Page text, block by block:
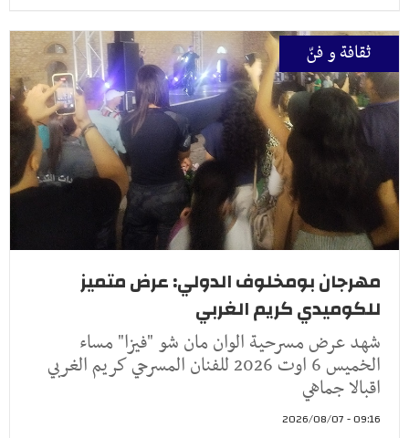
ثقافة و فنّ
مهرجان بومخلوف الدولي: عرض متميز
للكوميدي كريم الغربي
شهد عرض مسرحية الوان مان شو "فيزا" مساء
الخميس 6 اوت 2026 للفنان المسرحي كريم الغربي
اقبالا جماهي
09:16 - 2026/08/07